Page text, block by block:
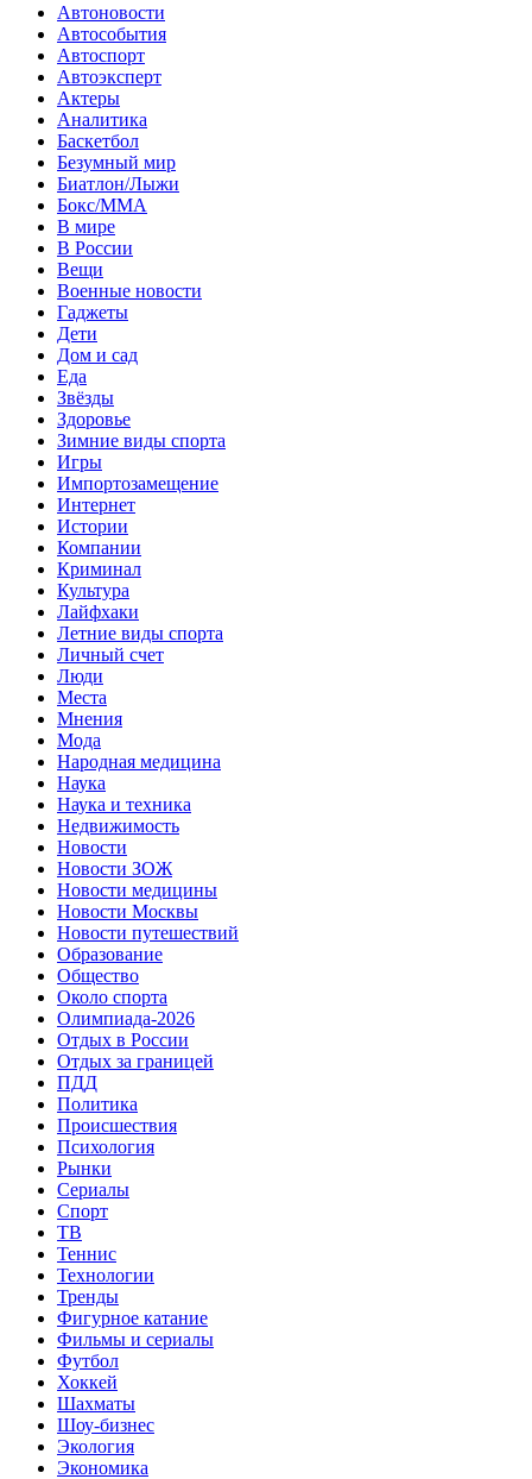
Автоновости
Автособытия
Автоспорт
Автоэксперт
Актеры
Аналитика
Баскетбол
Безумный мир
Биатлон/Лыжи
Бокс/MMA
В мире
В России
Вещи
Военные новости
Гаджеты
Дети
Дом и сад
Еда
Звёзды
Здоровье
Зимние виды спорта
Игры
Импортозамещение
Интернет
Истории
Компании
Криминал
Культура
Лайфхаки
Летние виды спорта
Личный счет
Люди
Места
Мнения
Мода
Народная медицина
Наука
Наука и техника
Недвижимость
Новости
Новости ЗОЖ
Новости медицины
Новости Москвы
Новости путешествий
Образование
Общество
Около спорта
Олимпиада-2026
Отдых в России
Отдых за границей
ПДД
Политика
Происшествия
Психология
Рынки
Сериалы
Спорт
ТВ
Теннис
Технологии
Тренды
Фигурное катание
Фильмы и сериалы
Футбол
Хоккей
Шахматы
Шоу-бизнес
Экология
Экономика